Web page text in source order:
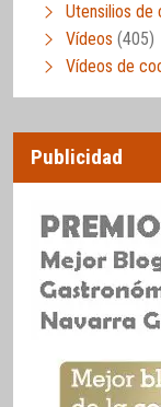
Utensilios de
Vídeos (405)
Vídeos de
Publicidad